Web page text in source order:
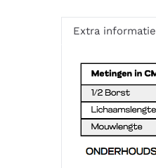
Extra informatie